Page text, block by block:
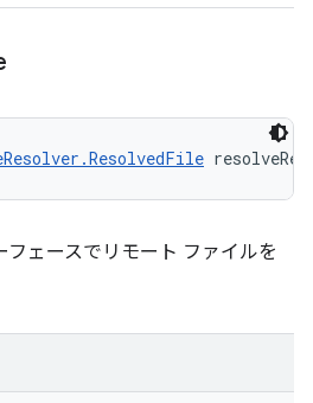
ェースでリモート ファイルを